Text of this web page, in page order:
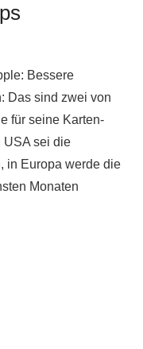
Bessere
Das sind zwei von
für seine Karten-
USA sei die
in Europa werde die
Monaten